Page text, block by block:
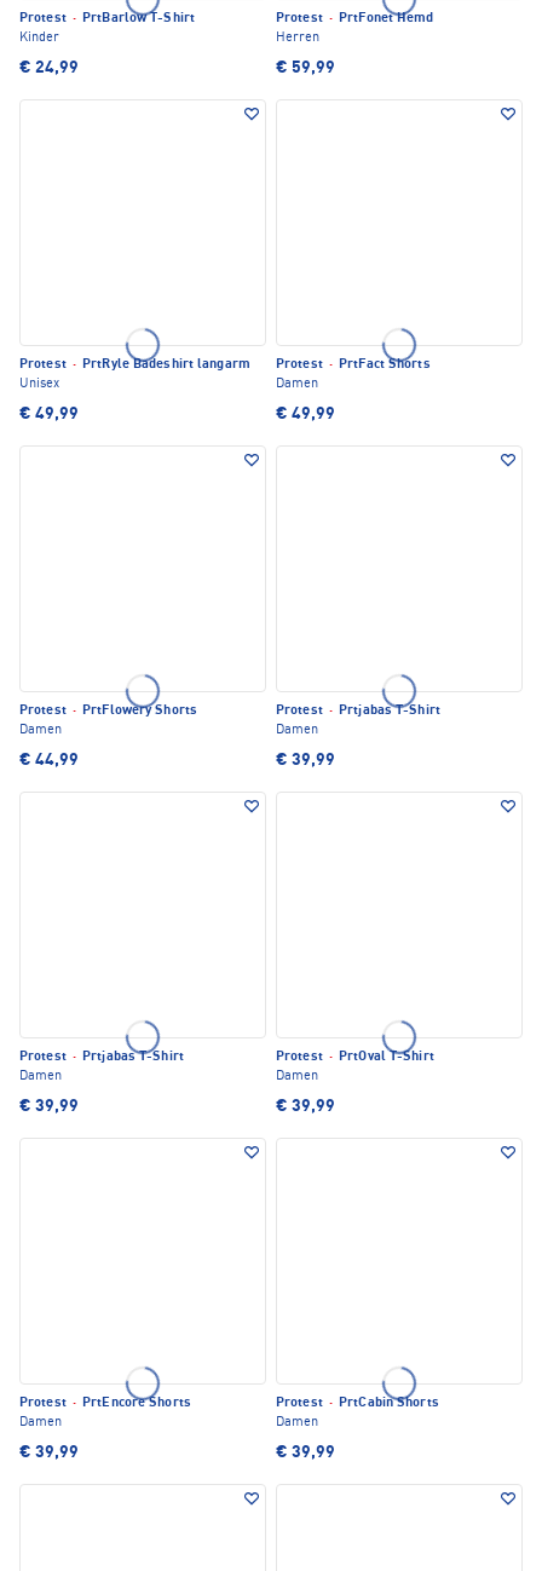
Protest · PrtBarlow T-Shirt
Kinder
€ 24,99
Protest · PrtFonet Hemd
Herren
€ 59,99
Protest · PrtRyle Badeshirt langarm
Unisex
€ 49,99
Protest · PrtFact Shorts
Damen
€ 49,99
Protest · PrtFlowery Shorts
Damen
€ 44,99
Protest · Prtjabas T-Shirt
Damen
€ 39,99
Protest · Prtjabas T-Shirt
Damen
€ 39,99
Protest · PrtOval T-Shirt
Damen
€ 39,99
Protest · PrtEncore Shorts
Damen
€ 39,99
Protest · PrtCabin Shorts
Damen
€ 39,99